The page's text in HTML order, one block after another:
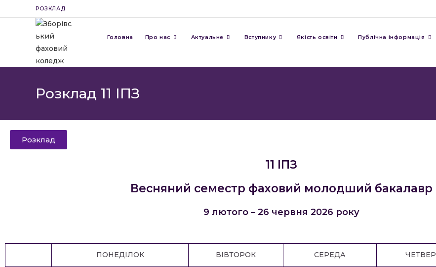
РОЗКЛАД
Головна Про нас Актуальне Вступнику Якість освіти Публічна інформація
Розклад 11 ІПЗ
Розклад
11 ІПЗ
Весняний семестр фаховий молодший бакалавр
9 лютого – 26 червня 2026 року
ПОНЕДІЛОК ВІВТОРОК СЕРЕДА ЧЕТВЕР